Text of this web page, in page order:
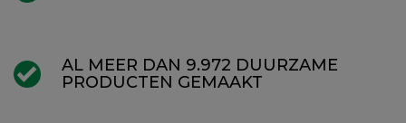
AL MEER DAN 9.972 DUURZAME
PRODUCTEN GEMAAKT